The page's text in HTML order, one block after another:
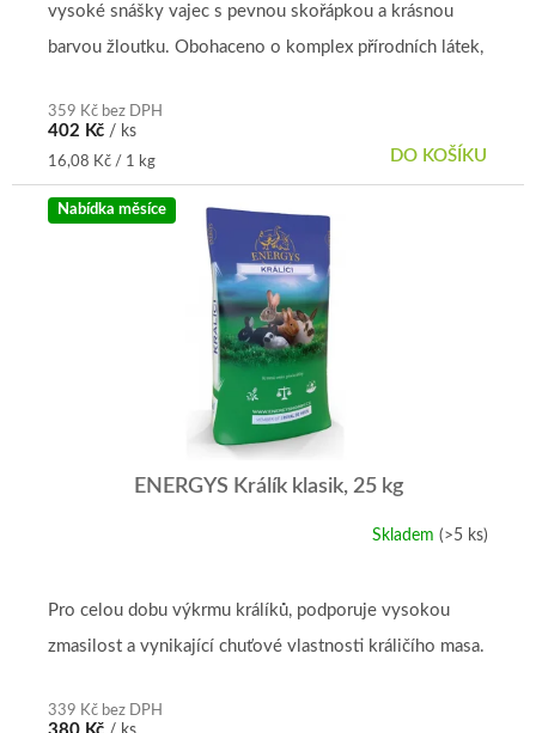
z
5
359 Kč bez DPH
402 Kč / ks
Měrná
cena:
16,08 Kč / 1 kg DO KOŠÍKU
vysoké snášky vajec s pevnou skořápkou a krásnou
barvou žloutku. Obohaceno o komplex přírodních látek,
Nabídka měsíce
ENERGYS Králík klasik, 25 kg
Skladem (>5 ks)
339 Kč bez DPH
Pro celou dobu výkrmu králíků, podporuje vysokou
zmasilost a vynikající chuťové vlastnosti králičího masa.